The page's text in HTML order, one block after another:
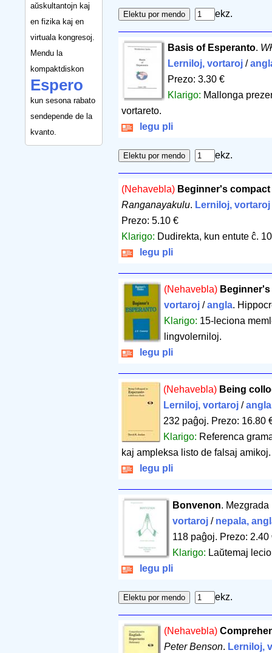
aŭskultantojn kaj
en fizika kaj en
virtuala kongresoj.
Mendu la
kompaktdiskon
Espero
kun sesona rabato
sendepende de la
kvanto.
ekz.
Basis of Esperanto.
Lerniloj, vortaroj/
Prezo: 3.30 €
Klarigo: Mallonga
vortareto.
legu pli
ekz.
(Nehavebla) Beginner's
Ranganayakulu. Lerniloj, vortaroj
Prezo: 5.10 €
Klarigo: Dudirekta, kun entute ĉ.
legu pli
(Nehavebla)
vortaroj/angla.
Klarigo: 15-leciona
lingvolerniloj.
legu pli
(Nehavebla) Being
Lerniloj, vortaroj /angla
232 paĝoj. Prezo: 16.80
Klarigo: Referenca
kaj ampleksa listo de falsaj amikoj.
legu pli
Bonvenon.
vortaroj / nepala,
118 paĝoj. Prezo: 2.40
Klarigo: Laŭtemaj
legu pli
ekz.
(Nehavebla)
Peter Benson. Lerniloj,